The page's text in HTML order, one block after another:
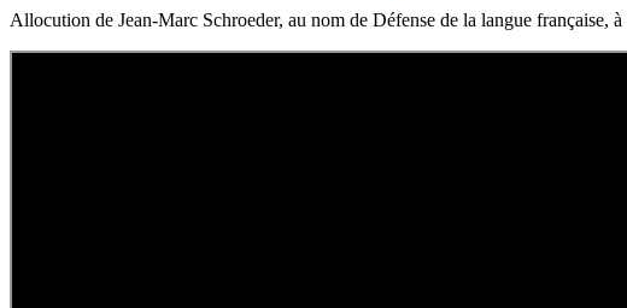
Allocution de Jean-Marc Schroeder, au nom de Défense de la langue française,